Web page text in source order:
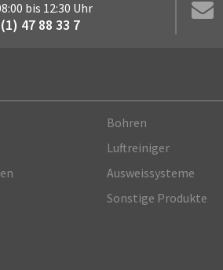
bis 12:30 Uhr
47 88 33 7
Bohren
Luftreiniger
Ausweissysteme
Sonstige Produkte